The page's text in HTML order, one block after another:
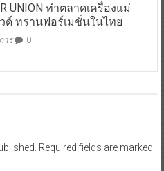
UNION ทำตลาดเครื่องแม่
ด์ ทรานฟอร์เมชั่นในไทย
าร 0
Required fields are marked